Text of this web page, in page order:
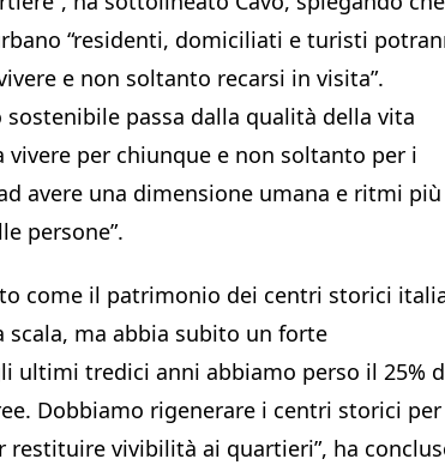
“residenti, domiciliati e turisti
e non soltanto recarsi in visita”.
passa dalla qualità della vita
vivere per chiunque e non soltanto per i
avere una dimensione umana e ritmi più
persone”.
come il patrimonio dei centri storici
ma abbia subito un forte
ultimi tredici anni abbiamo perso il 25%
Dobbiamo rigenerare i centri storici
vivibilità ai quartieri”, ha